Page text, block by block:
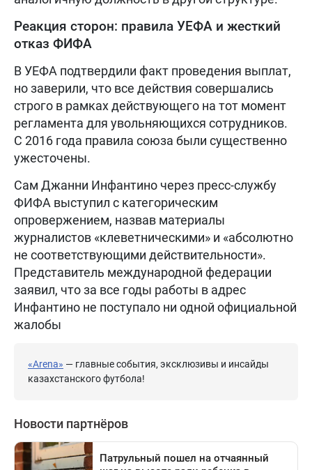
Реакция сторон: правила УЕФА и жесткий
отказ ФИФА
В УЕФА подтвердили факт проведения выплат,
но заверили, что все действия совершались
строго в рамках действующего на тот момент
регламента для увольняющихся сотрудников.
С 2016 года правила союза были существенно
ужесточены.
Сам Джанни Инфантино через пресс-службу
ФИФА выступил с категорическим
опровержением, назвав материалы
журналистов «клеветническими» и «абсолютно
не соответствующими действительности».
Представитель международной федерации
заявил, что за все годы работы в адрес
Инфантино не поступало ни одной официальной
жалобы
«Arena» — главные события, эксклюзивы и инсайды
казахстанского футбола!